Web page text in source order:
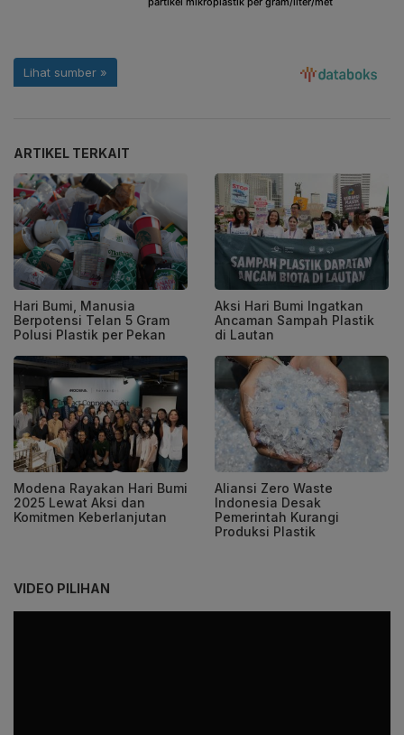
ARTIKEL TERKAIT
Hari Bumi, Manusia
Berpotensi Telan 5 Gram
Polusi Plastik per Pekan
Aksi Hari Bumi Ingatkan
Ancaman Sampah Plastik
di Lautan
Modena Rayakan Hari Bumi
2025 Lewat Aksi dan
Komitmen Keberlanjutan
Aliansi Zero Waste
Indonesia Desak
Pemerintah Kurangi
Produksi Plastik
VIDEO PILIHAN